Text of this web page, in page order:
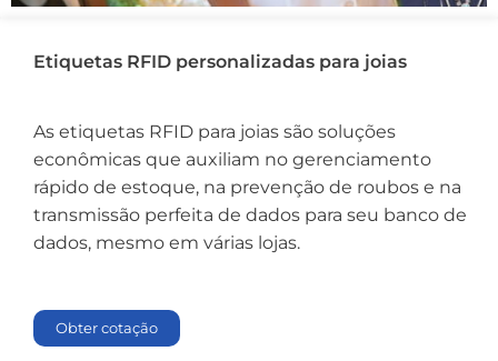
Etiquetas RFID personalizadas para joias
As etiquetas RFID para joias são soluções
econômicas que auxiliam no gerenciamento
rápido de estoque, na prevenção de roubos e na
transmissão perfeita de dados para seu banco de
dados, mesmo em várias lojas.
Obter cotação